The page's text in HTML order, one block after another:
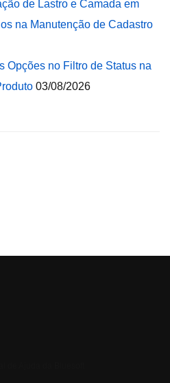
de Lastro e Camada em
na Manutenção de Cadastro
Opções no Filtro de Status na
03/08/2026